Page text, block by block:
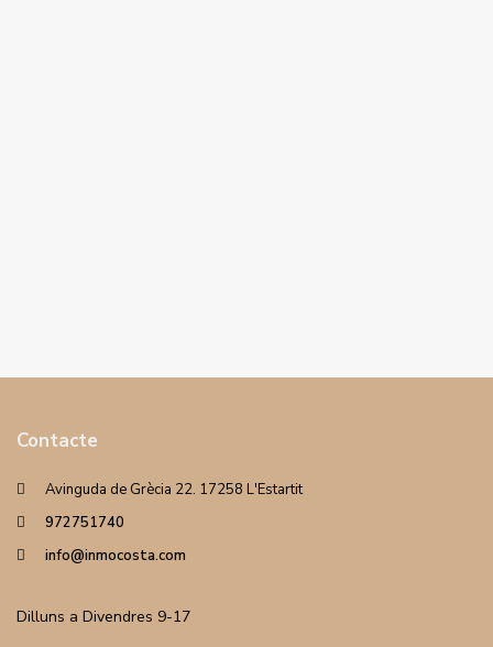
Contacte
Avinguda de Grècia 22. 17258 L'Estartit
972751740
info@inmocosta.com
Dilluns a Divendres 9-17